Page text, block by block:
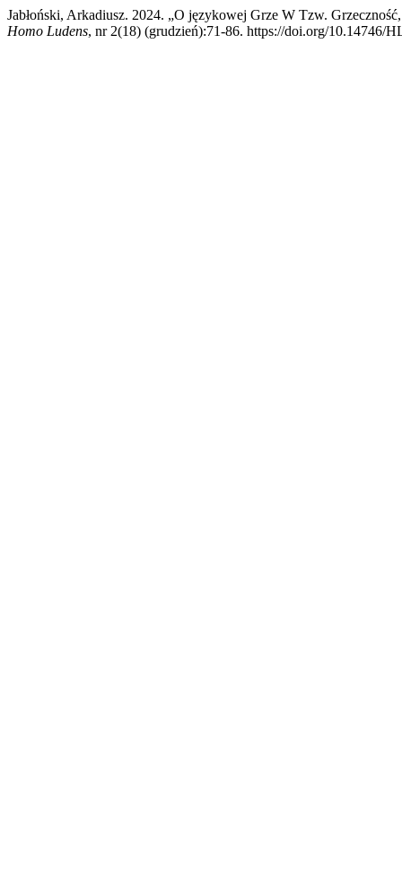
Jabłoński, Arkadiusz. 2024. „O językowej Grze W Tzw.
Homo Ludens, nr 2(18) (grudzień):71-86. https://doi.org/10.14746/